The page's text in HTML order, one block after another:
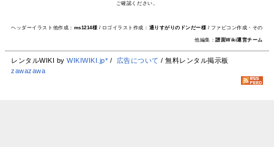
ご確認ください。
ヘッダーイラスト他作成： ms1214様 / ロゴイラスト作成： 通りすがりのドンだー様 / ファビコン作成・その
他編集：譜面Wiki運営チーム
レンタルWIKI byWIKIWIKI.jp* / 広告について / 無料レンタル掲示板
zawazawa